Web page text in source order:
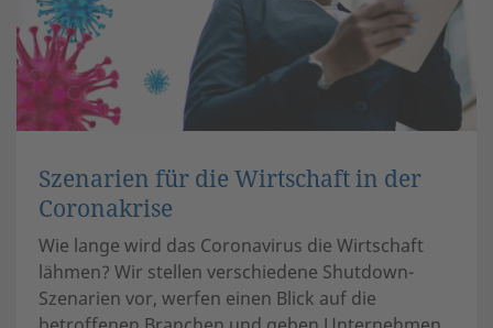
Szenarien für die Wirtschaft in der
Coronakrise
Wie lange wird das Coronavirus die Wirtschaft
lähmen? Wir stellen verschiedene Shutdown-
Szenarien vor, werfen einen Blick auf die